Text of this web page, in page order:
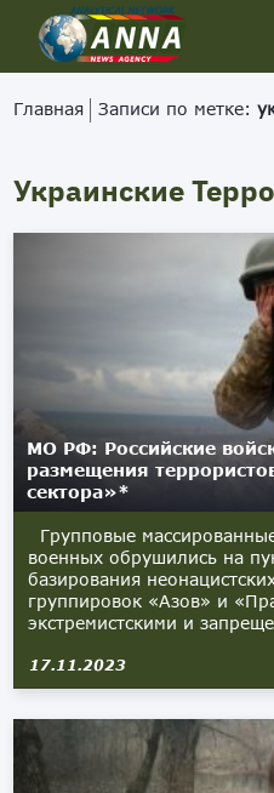
Главная Записи по метке:
Украинские
МО РФ: Российские
размещения
сектора»*
Групповые
военных обрушились на
базирования
группировок «Азов» и
экстремистскими и
17.11.2023